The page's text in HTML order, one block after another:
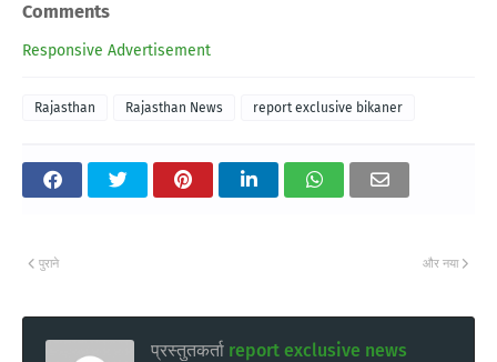
Comments
Responsive Advertisement
Rajasthan Rajasthan News report exclusive bikaner
और नया
पुराने
प्रस्तुतकर्ता report exclusive news